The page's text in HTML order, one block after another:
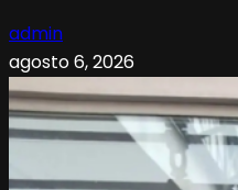
admin
agosto 6, 2026